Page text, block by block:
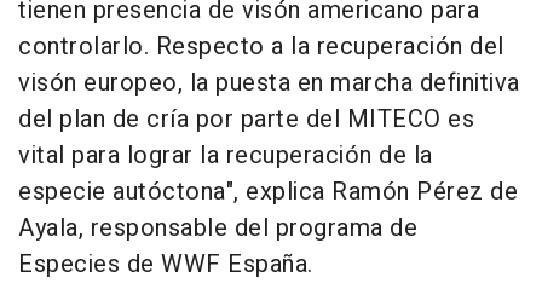
tienen presencia de visón americano para
controlarlo. Respecto a la recuperación del
visón europeo, la puesta en marcha definitiva
del plan de cría por parte del MITECO es
vital para lograr la recuperación de la
especie autóctona", explica Ramón Pérez de
Ayala, responsable del programa de
Especies de WWF España.